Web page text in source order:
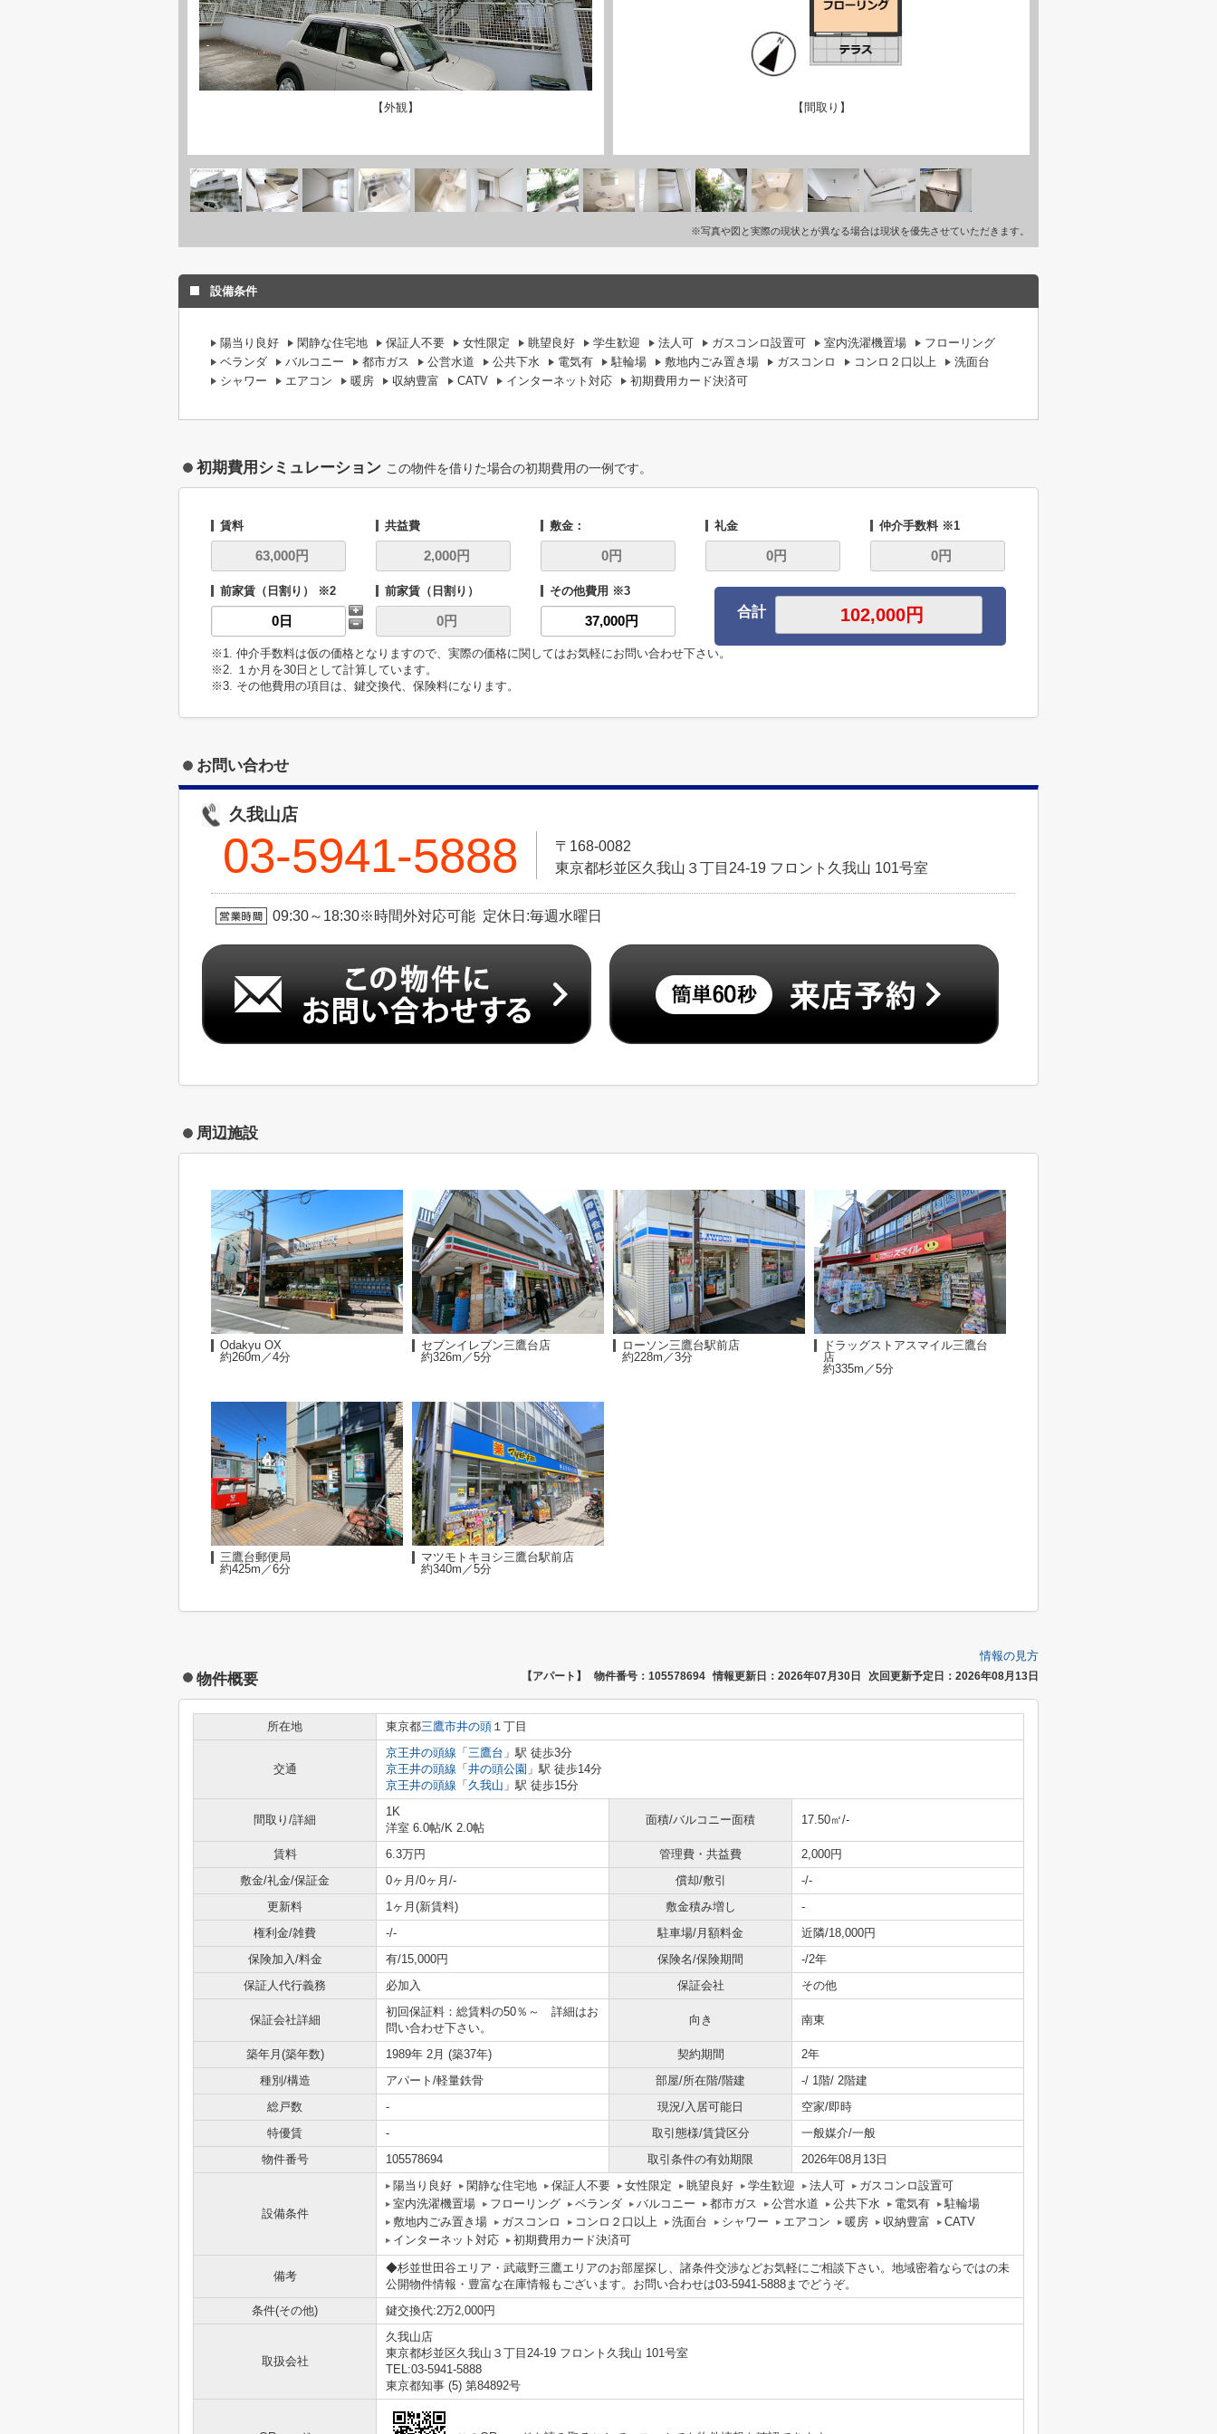
【外観】 【間取り】
※写真や図と実際の現状とが異なる場合は現状を優先させていただきます。
設備条件
陽当り良好 閑静な住宅地 保証人不要 女性限定 眺望良好 学生歓迎 法人可 ガスコンロ設置可 室内洗濯機置場
フローリング
ベランダ
バルコニー 都市ガス 公営水道 公共下水 電気有 駐輪場 敷地内ごみ置き場 ガスコンロ コンロ２口以上
洗面台
シャワー
エアコン 暖房 収納豊富 CATV インターネット対応 初期費用カード決済可
初期費用シミュレーション この物件を借りた場合の初期費用の一例です。
賃料 共益費 敷金： 礼金 仲介手数料 ※1
前家賃（日割り） ※2 前家賃（日割り） その他費用 ※3
合計
※1. 仲介手数料は仮の価格となりますので、実際の価格に関してはお気軽にお問い合わせ下さい。
※2. １か月を30日として計算しています。
※3. その他費用の項目は、鍵交換代、保険料になります。
お問い合わせ
久我山店
03-5941-5888
〒168-0082
東京都杉並区久我山３丁目24-19 フロント久我山 101号室
09:30～18:30※時間外対応可能 定休日:毎週水曜日
周辺施設
Odakyu OX
約260m／4分
セブンイレブン三鷹台店
約326m／5分
ローソン三鷹台駅前店
約228m／3分
ドラッグストアスマイル三鷹台
店
約335m／5分
三鷹台郵便局
約425m／6分
マツモトキヨシ三鷹台駅前店
約340m／5分
情報の見方
物件概要 【アパート】 物件番号：105578694 情報更新日：2026年07月30日 次回更新予定日：2026年08月13日
所在地 東京都三鷹市井の頭 １丁目
交通
京王井の頭線 「 三鷹台 」駅 徒歩3分
京王井の頭線 「 井の頭公園 」駅 徒歩14分
京王井の頭線 「 久我山 」駅 徒歩15分
間取り/詳細
1K
洋室 6.0帖/K 2.0帖
面積/バルコニー面積 17.50㎡/-
賃料 6.3万円 管理費・共益費
2,000円
敷金/礼金/保証金
0ヶ月/0ヶ月/- 償却/敷引
-/-
更新料
1ヶ月(新賃料) 敷金積み増し
-
権利金/雑費
-/- 駐車場/月額料金
近隣/18,000円
保険加入/料金
有/15,000円 保険名/保険期間
-/2年
保証人代行義務
必加入 保証会社 その他
保証会社詳細
初回保証料：総賃料の50％～ 詳細はお
問い合わせ下さい。
向き 南東
築年月(築年数) 1989年 2月 (築37年) 契約期間
2年
種別/構造
アパート/軽量鉄骨 部屋/所在階/階建
-/ 1階/ 2階建
総戸数
- 現況/入居可能日
空家/即時
特優賃
- 取引態様/賃貸区分
一般媒介/一般
物件番号
105578694 取引条件の有効期限 2026年08月13日
設備条件
陽当り良好 閑静な住宅地 保証人不要 女性限定 眺望良好 学生歓迎 法人可
ガスコンロ設置可
室内洗濯機置場
フローリング ベランダ バルコニー 都市ガス 公営水道 公共下水 電気有
駐輪場
敷地内ごみ置き場
ガスコンロ コンロ２口以上 洗面台 シャワー エアコン 暖房 収納豊富
CATV
インターネット対応
初期費用カード決済可
備考
◆杉並世田谷エリア・武蔵野三鷹エリアのお部屋探し、諸条件交渉などお気軽にご相談下さい。地域密着ならではの未
公開物件情報・豊富な在庫情報もございます。お問い合わせは03-5941-5888までどうぞ。
条件(その他)
鍵交換代:2万2,000円
取扱会社
久我山店
東京都杉並区久我山３丁目24-19 フロント久我山 101号室
TEL:03-5941-5888
東京都知事 (5) 第84892号